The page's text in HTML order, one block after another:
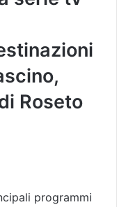
Roseto
programmi